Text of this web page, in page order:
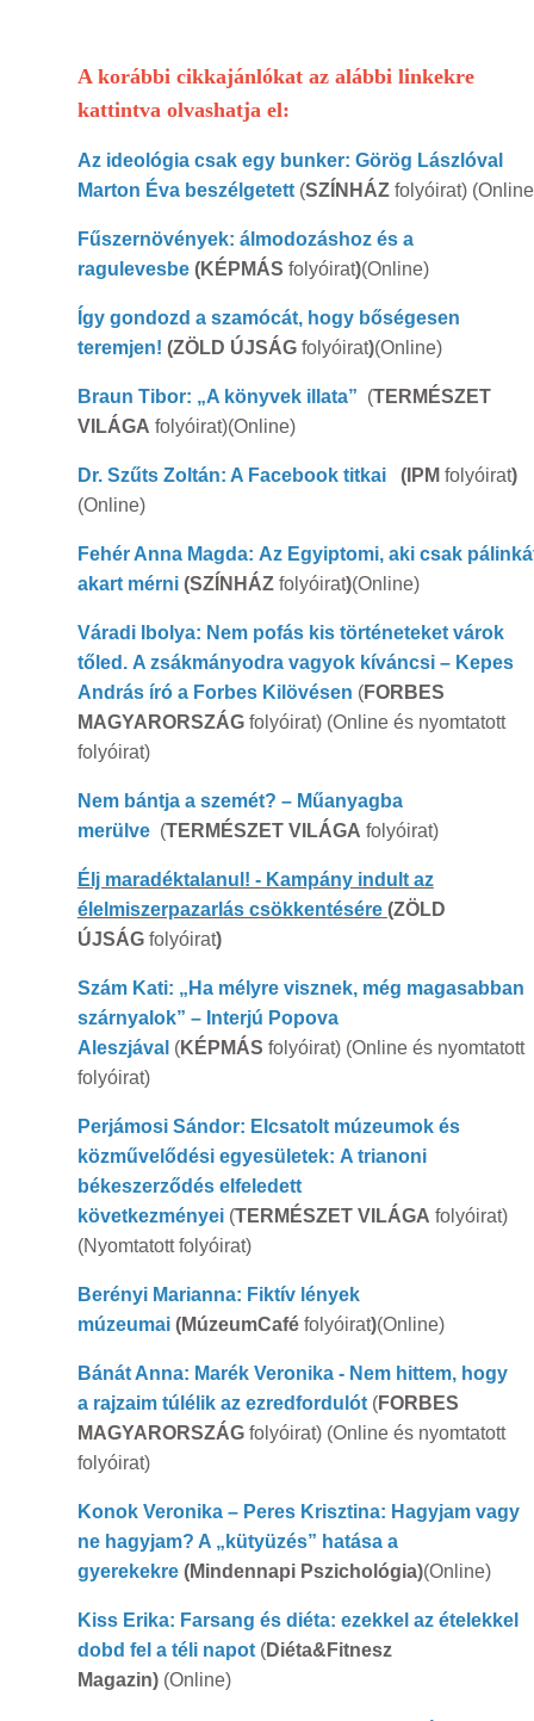
A korábbi cikkajánlókat az alábbi linkekre
kattintva olvashatja el:
Az ideológia csak egy bunker: Görög Lászlóval
Marton Éva beszélgetett (SZÍNHÁZfolyóirat)
Fűszernövények: álmodozáshoz és a
ragulevesbe (KÉPMÁS folyóirat)(Online)
Így gondozd a szamócát, hogy bőségesen
teremjen! (ZÖLD ÚJSÁG folyóirat)(Online)
Braun Tibor: „A könyvek illata” (TERMÉSZET
VILÁGA folyóirat)(Online)
Dr. Szűts Zoltán: A Facebook titkai (IPM folyóirat)
(Online)
Fehér Anna Magda: Az Egyiptomi, aki csak
akart mérni (SZÍNHÁZ folyóirat)(Online)
Váradi Ibolya: Nem pofás kis történeteket várok
tőled. A zsákmányodra vagyok kíváncsi – Kepes
András író a Forbes Kilövésen (FORBES
MAGYARORSZÁGfolyóirat) (Online és nyomtatott
folyóirat)
Nem bántja a szemét? – Műanyagba
merülve (TERMÉSZET VILÁGA folyóirat)
Élj maradéktalanul! - Kampány indult az
élelmiszerpazarlás csökkentésére (ZÖLD
ÚJSÁG folyóirat)
Szám Kati: „Ha mélyre visznek, még magasabban
szárnyalok” – Interjú Popova
Aleszjával (KÉPMÁS folyóirat) (Online és nyomtatott
folyóirat)
Perjámosi Sándor: Elcsatolt múzeumok és
közművelődési egyesületek: A trianoni
békeszerződés elfeledett
következményei (TERMÉSZET VILÁGA folyóirat)
(Nyomtatott folyóirat)
Berényi Marianna: Fiktív lények
múzeumai(MúzeumCafé folyóirat)(Online)
Bánát Anna: Marék Veronika - Nem hittem, hogy
a rajzaim túlélik az ezredfordulót (FORBES
MAGYARORSZÁGfolyóirat) (Online és nyomtatott
folyóirat)
Konok Veronika – Peres Krisztina: Hagyjam vagy
ne hagyjam? A „kütyüzés” hatása a
gyerekekre (Mindennapi Pszichológia)(Online)
Kiss Erika: Farsang és diéta: ezekkel az ételekkel
dobd fel a téli napot (Diéta&Fitnesz
Magazin) (Online)